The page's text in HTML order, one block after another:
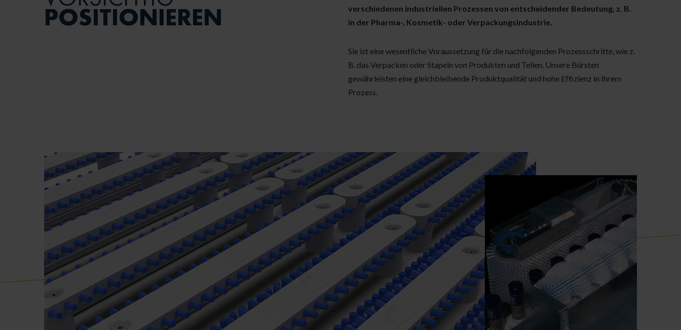
POSITIONIEREN
verschiedenen industriellen Prozessen von entscheidender Bedeutung, z. B.
in der Pharma-, Kosmetik- oder Verpackungsindustrie.
Sie ist eine wesentliche Voraussetzung für die nachfolgenden Prozessschritte, wie z.
B. das Verpacken oder Stapeln von Produkten und Teilen. Unsere Bürsten
gewährleisten eine gleichbleibende Produktqualität und hohe Effizienz in Ihrem
Prozess.